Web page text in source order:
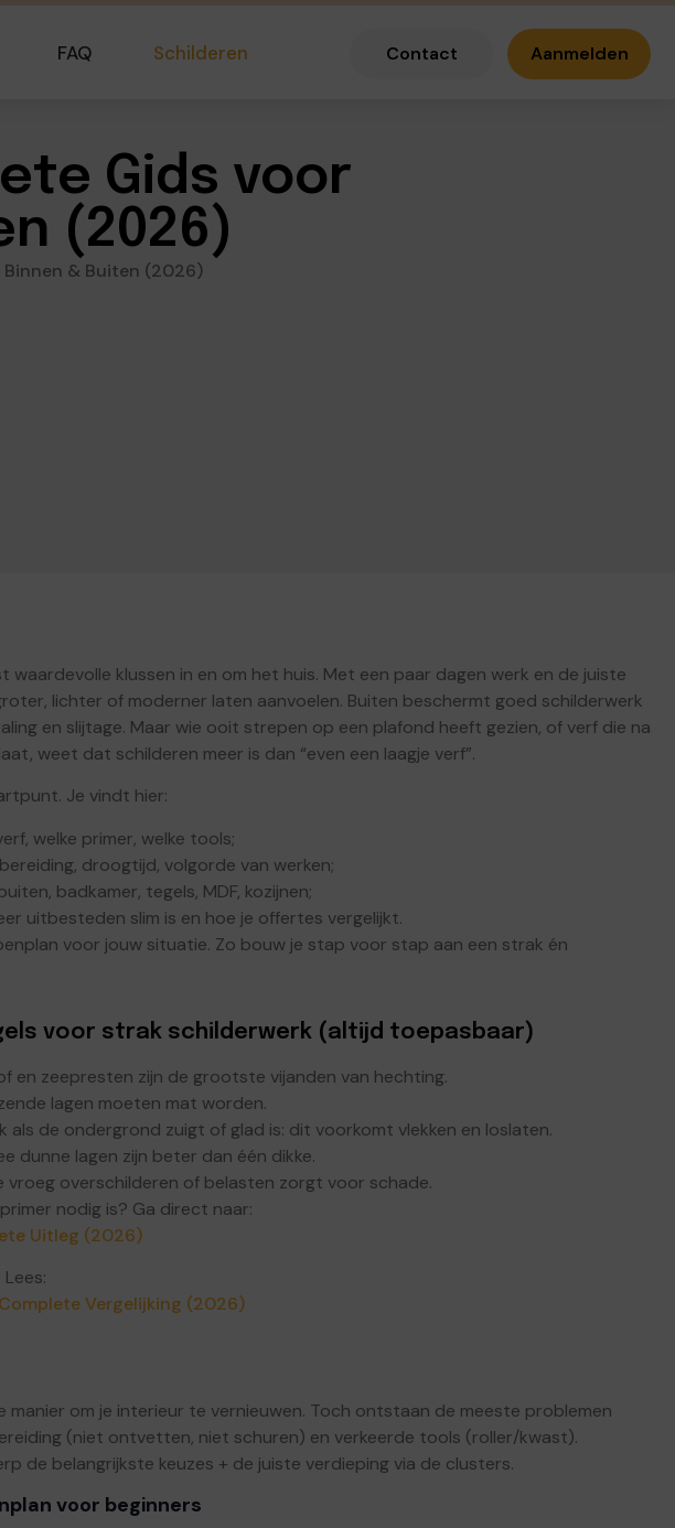
FAQ Schilderen Contact Aanmelden
Gids voor
(2026)
& Buiten (2026)
waardevolle klussen in en om het huis. Met een paar dagen werk en de juiste
lichter of moderner laten aanvoelen. Buiten beschermt goed schilderwerk
en slijtage. Maar wie ooit strepen op een plafond heeft gezien, of verf die na
weet dat schilderen meer is dan “even een laagje verf”.
Je vindt hier:
welke primer, welke tools;
droogtijd, volgorde van werken;
badkamer, tegels, MDF, kozijnen;
uitbesteden slim is en hoe je offertes vergelijkt.
voor jouw situatie. Zo bouw je stap voor stap aan een strak én
voor strak schilderwerk (altijd toepasbaar)
en zeepresten zijn de grootste vijanden van hechting.
lagen moeten mat worden.
als de ondergrond zuigt of glad is: dit voorkomt vlekken en loslaten.
dunne lagen zijn beter dan één dikke.
overschilderen of belasten zorgt voor schade.
nodig is? Ga direct naar:
Uitleg (2026)
Vergelijking (2026)
manier om je interieur te vernieuwen. Toch ontstaan de meeste problemen
(niet ontvetten, niet schuren) en verkeerde tools (roller/kwast).
de belangrijkste keuzes + de juiste verdieping via de clusters.
voor beginners